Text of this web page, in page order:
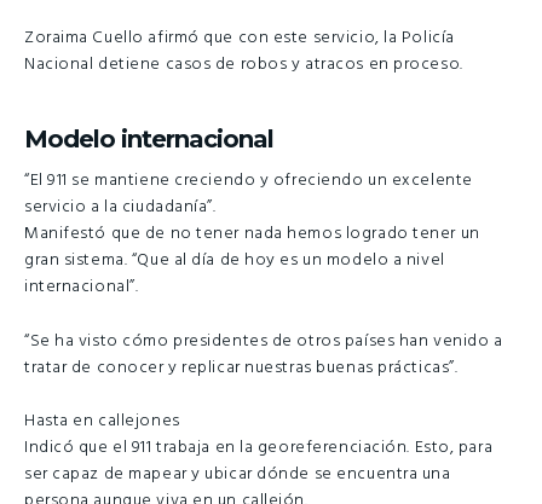
Zoraima Cuello afirmó que con este servicio, la Policía
Nacional detiene casos de robos y atracos en proceso.
Modelo internacional
“El 911 se mantiene creciendo y ofreciendo un excelente
servicio a la ciudadanía”.
Manifestó que de no tener nada hemos logrado tener un
gran sistema. “Que al día de hoy es un modelo a nivel
internacional”.
“Se ha visto cómo presidentes de otros países han venido a
tratar de conocer y replicar nuestras buenas prácticas”.
Hasta en callejones
Indicó que el 911 trabaja en la georeferenciación. Esto, para
ser capaz de mapear y ubicar dónde se encuentra una